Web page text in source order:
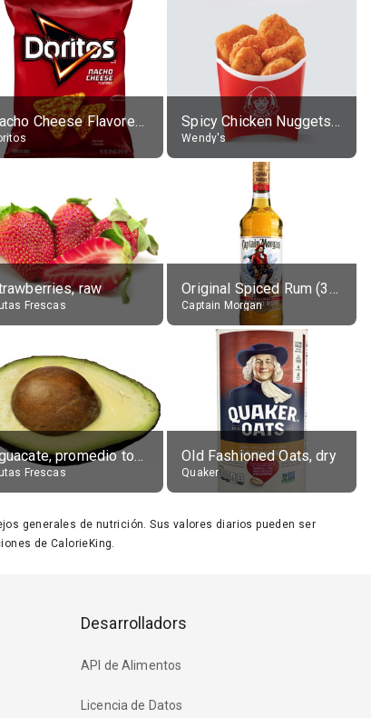
Nacho Cheese Flavored Tortilla Chips Spicy Chicken Nuggets, without sauce
Wendy's
raw
Frescas
Original Spiced Rum (35% alc.)
Captain Morgan
Aguacate, promedio todos variedades, crudo
Frescas
Old Fashioned Oats, dry
Quaker
generales de nutrición. Sus valores diarios pueden ser
de CalorieKing.
Desarrolladors
API de Alimentos
Licencia de Datos